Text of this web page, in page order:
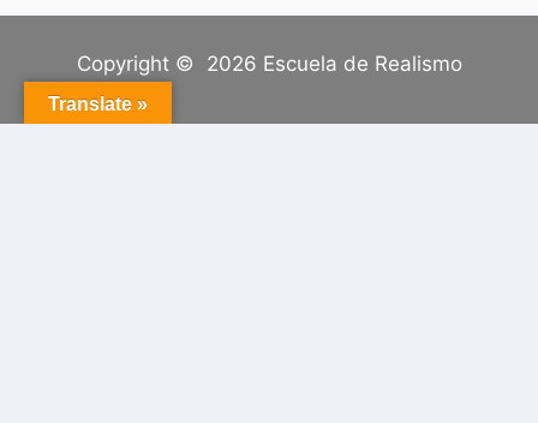
Copyright © 2026 Escuela de Realismo
Translate »